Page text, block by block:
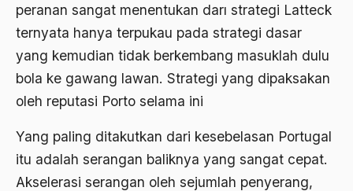
peranan sangat menentukan darı strategi Latteck
ternyata hanya terpukau pada strategi dasar
yang kemudian tidak berkembang masuklah dulu
bola ke gawang lawan. Strategi yang dipaksakan
oleh reputasi Porto selama ini
Yang paling ditakutkan dari kesebelasan Portugal
itu adalah serangan baliknya yang sangat cepat.
Akselerasi serangan oleh sejumlah penyerang,
1986
1984
1983
1982
1981
Adil dan Makmur
Adipati Unus
Administrasi Negara
Adnan Buyung Nasution
Adopsi